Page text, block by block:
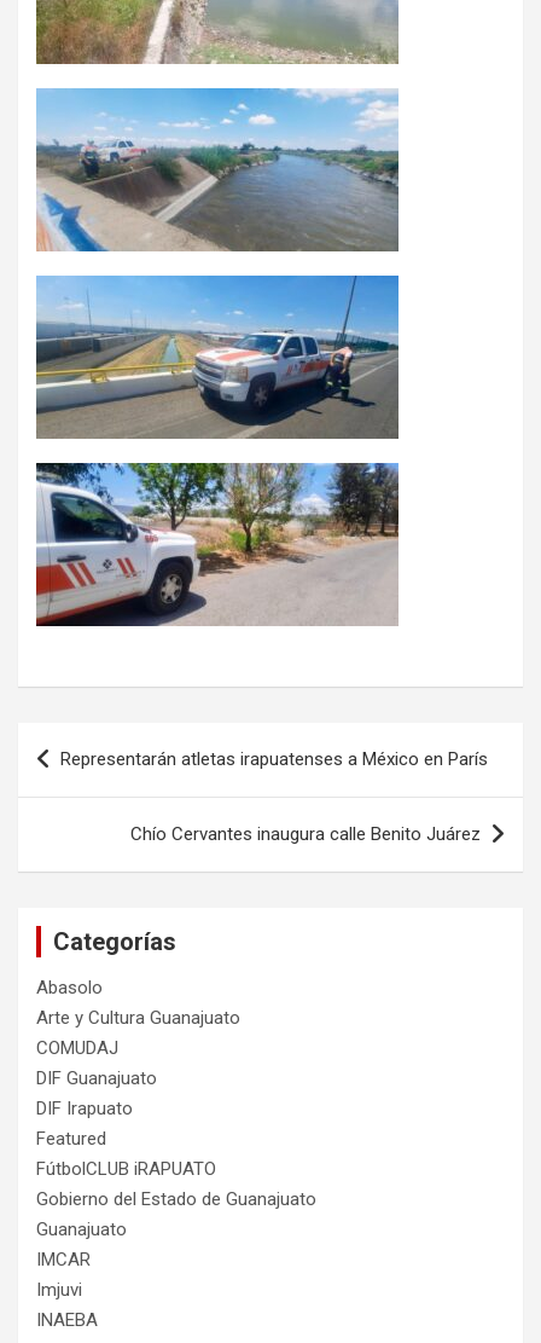
Navegación
de
entradas
Representarán atletas irapuatenses a México en París
Chío Cervantes inaugura calle Benito Juárez
Categorías
Abasolo
Arte y Cultura Guanajuato
COMUDAJ
DIF Guanajuato
DIF Irapuato
Featured
FútbolCLUB iRAPUATO
Gobierno del Estado de Guanajuato
Guanajuato
IMCAR
Imjuvi
INAEBA